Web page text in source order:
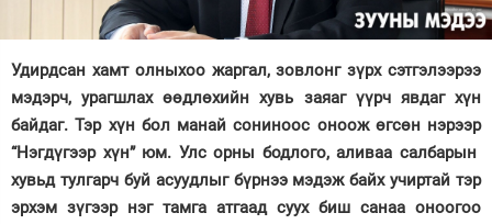
Дэлхий
Энтертайнмэнт
Удирдсан хамт олныхоо жаргал, зовлонг зүрх сэтгэлээрээ
мэдэрч, урагшлах өөдлөхийн хувь заяаг үүрч явдаг хүн
байдаг. Тэр хүн бол манай сониноос оноож өгсөн нэрээр
“Нэгдүгээр хүн” юм. Улс орны бодлого, аливаа салбарын
хувьд тулгарч буй асуудлыг бүрнээ мэдэж байх учиртай тэр
эрхэм зүгээр нэг тамга атгаад суух биш санаа оноогоо